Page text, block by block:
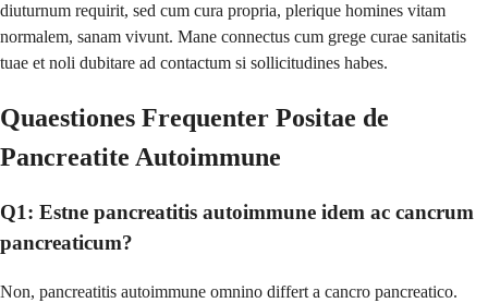
diuturnum requirit, sed cum cura propria, plerique homines vitam
normalem, sanam vivunt. Mane connectus cum grege curae sanitatis
tuae et noli dubitare ad contactum si sollicitudines habes.
Quaestiones Frequenter Positae de
Pancreatite Autoimmune
Q1: Estne pancreatitis autoimmune idem ac cancrum
pancreaticum?
Non, pancreatitis autoimmune omnino differt a cancro pancreatico.